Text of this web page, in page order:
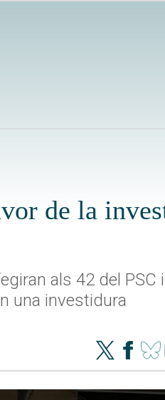
de la
als 42 del PSC
una investidura